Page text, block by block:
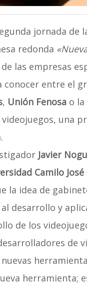
jornada de
redonda
las empresas
conocer entre el
, Unión Fenosao la
una
Javier
Camilo José
la idea de
desarrollo y
de los
de
herramienta;